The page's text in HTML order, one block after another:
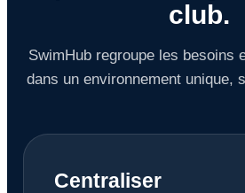
club.
SwimHub regroupe les besoins
dans un environnement unique,
Centraliser